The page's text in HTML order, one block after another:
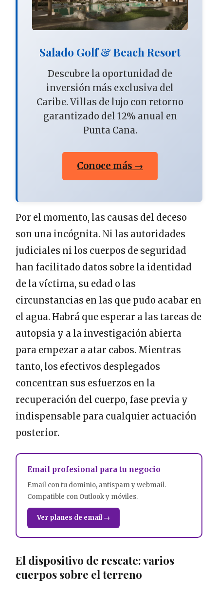
Salado Golf & Beach Resort
Descubre la oportunidad de
inversión más exclusiva del
Caribe. Villas de lujo con retorno
garantizado del 12% anual en
Punta Cana.
Conoce más →
Por el momento, las causas del deceso
son una incógnita. Ni las autoridades
judiciales ni los cuerpos de seguridad
han facilitado datos sobre la identidad
de la víctima, su edad o las
circunstancias en las que pudo acabar en
el agua. Habrá que esperar a las tareas de
autopsia y a la investigación abierta
para empezar a atar cabos. Mientras
tanto, los efectivos desplegados
concentran sus esfuerzos en la
recuperación del cuerpo, fase previa y
indispensable para cualquier actuación
posterior.
Email profesional para tu negocio
Email con tu dominio, antispam y webmail.
Compatible con Outlook y móviles.
Ver planes de email →
El dispositivo de rescate: varios
cuerpos sobre el terreno